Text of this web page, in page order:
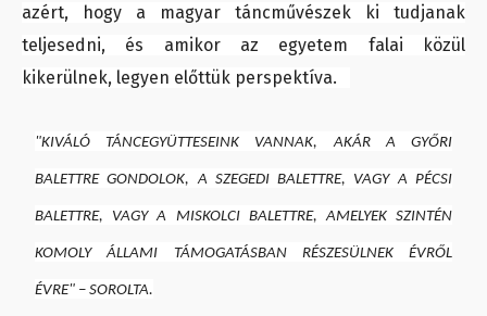
azért, hogy a magyar táncművészek ki tudjanak
teljesedni, és amikor az egyetem falai közül
kikerülnek, legyen előttük perspektíva.
"KIVÁLÓ TÁNCEGYÜTTESEINK VANNAK, AKÁR A GYŐRI
BALETTRE GONDOLOK, A SZEGEDI BALETTRE, VAGY A PÉCSI
BALETTRE, VAGY A MISKOLCI BALETTRE, AMELYEK SZINTÉN
KOMOLY ÁLLAMI TÁMOGATÁSBAN RÉSZESÜLNEK ÉVRŐL
ÉVRE" – SOROLTA.